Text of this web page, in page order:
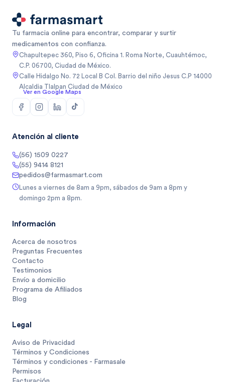
Tu farmacia online para encontrar, comparar y surtir
medicamentos con confianza.
Chapultepec 360, Piso 6, Oficina 1. Roma Norte, Cuauhtémoc,
C.P. 06700, Ciudad de México.
Calle Hidalgo No. 72 Local B Col. Barrio del niño Jesus C.P 14000
Alcaldia Tlalpan Ciudad de México
Ver en Google Maps
Atención al cliente
(56) 1509 0227
(55) 9414 8121
pedidos@farmasmart.com
Lunes a viernes de 8am a 9pm, sábados de 9am a 8pm y
domingo 2pm a 8pm.
Información
Acerca de nosotros
Preguntas Frecuentes
Contacto
Testimonios
Envío a domicilio
Programa de Afiliados
Blog
Legal
Aviso de Privacidad
Términos y Condiciones
Términos y condiciones - Farmasale
Permisos